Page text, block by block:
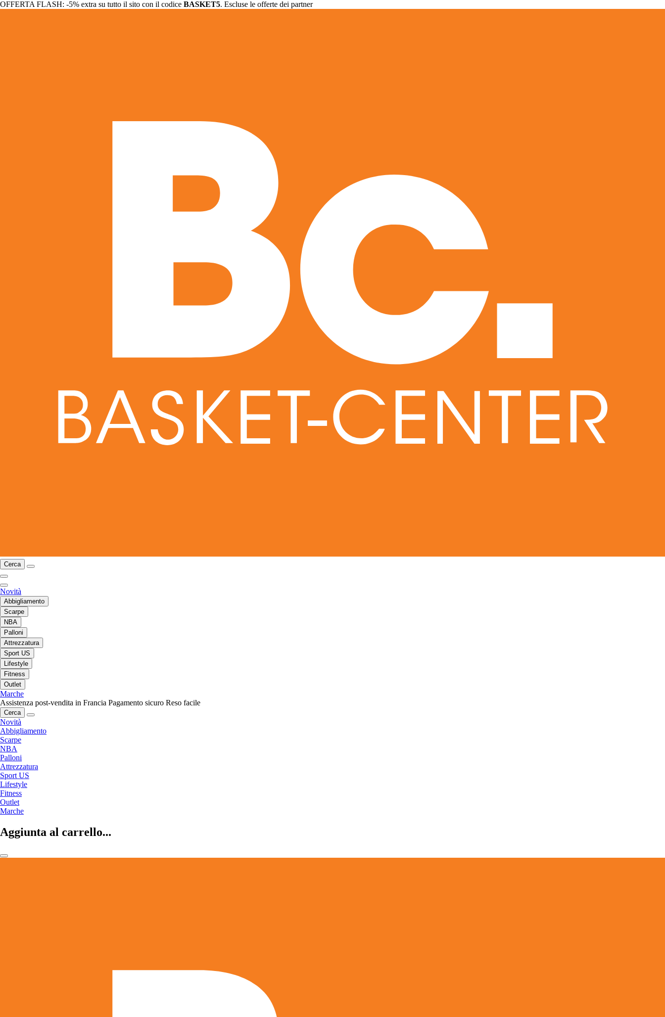
OFFERTA FLASH: -5% extra su tutto il sito con il codice BASKET5. Escluse le offerte dei partner
Cerca
Novità
Abbigliamento
Scarpe
NBA
Palloni
Attrezzatura
Sport US
Lifestyle
Fitness
Outlet
Marche
Assistenza post-vendita in Francia Pagamento sicuro Reso facile
Cerca
Novità
Abbigliamento
Scarpe
NBA
Palloni
Attrezzatura
Sport US
Lifestyle
Fitness
Outlet
Marche
Aggiunta al carrello...